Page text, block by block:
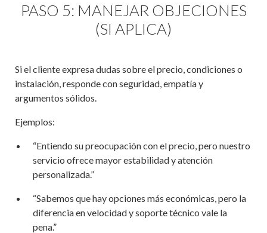
PASO 5: MANEJAR OBJECIONES
(SI APLICA)
Si el cliente expresa dudas sobre el precio, condiciones o
instalación, responde con seguridad, empatía y
argumentos sólidos.
Ejemplos:
“Entiendo su preocupación con el precio, pero nuestro
servicio ofrece mayor estabilidad y atención
personalizada.”
“Sabemos que hay opciones más económicas, pero la
diferencia en velocidad y soporte técnico vale la
pena.”